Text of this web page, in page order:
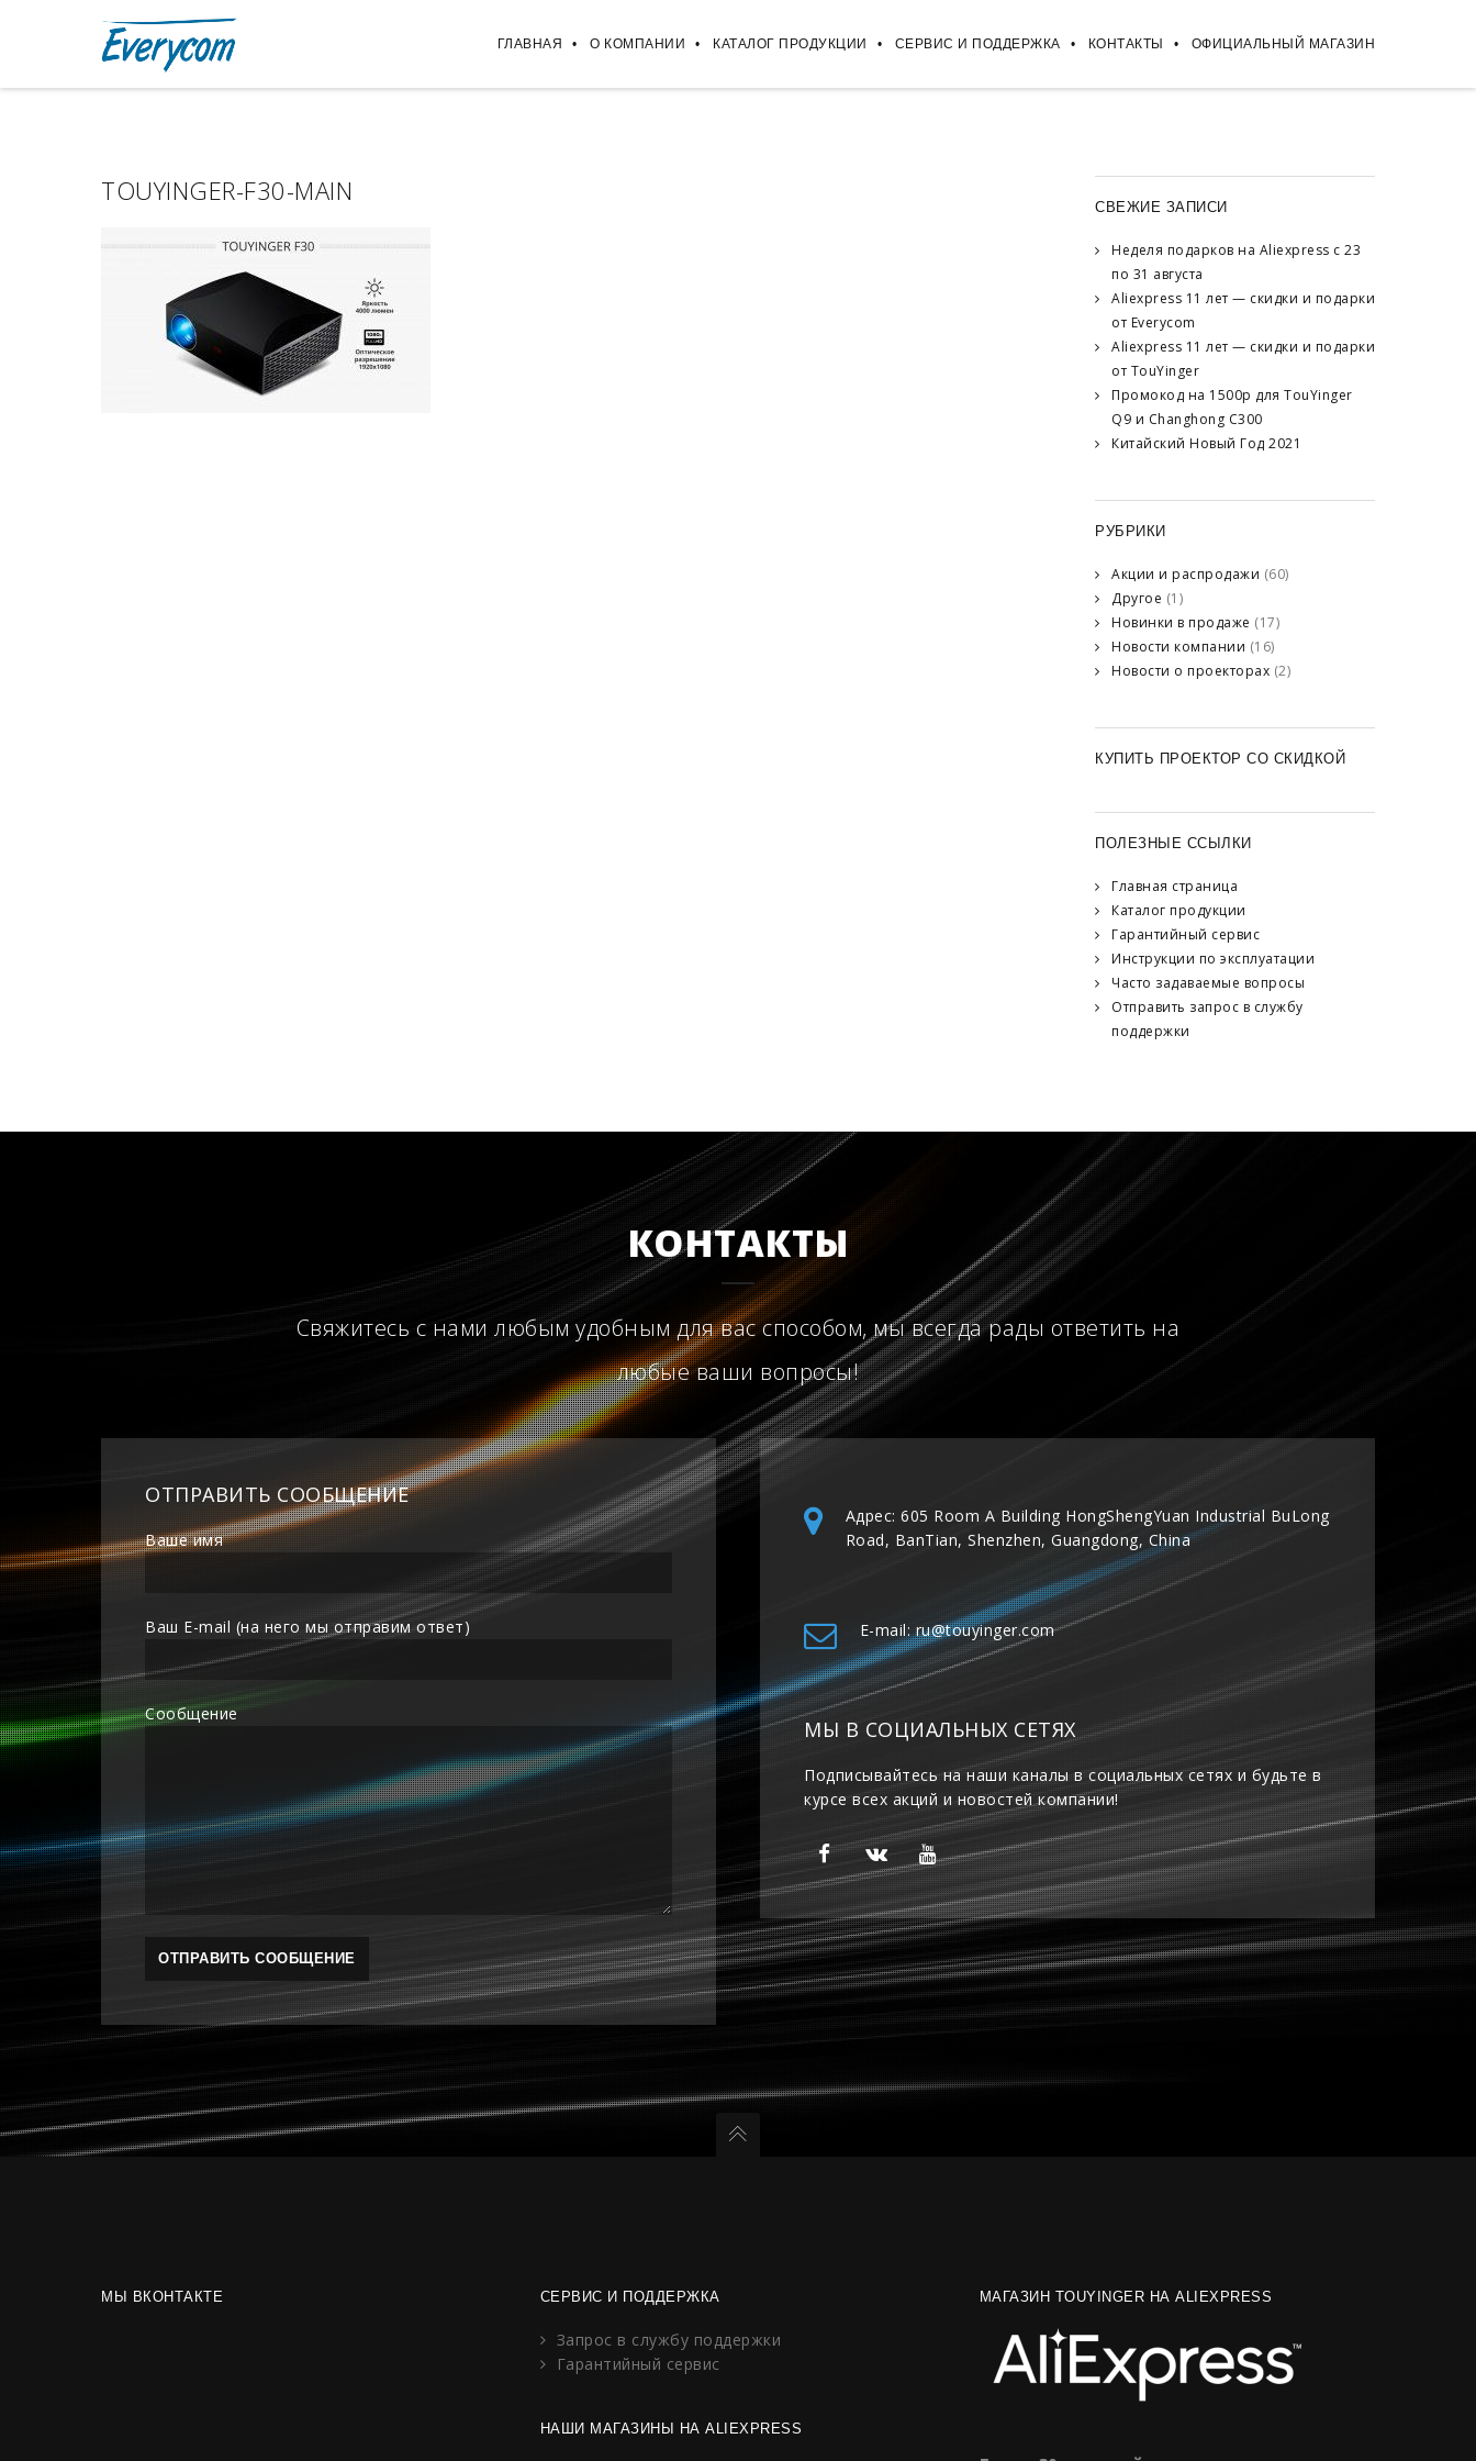
ГЛАВНАЯ О КОМПАНИИ КАТАЛОГ ПРОДУКЦИИ СЕРВИС И ПОДДЕРЖКА КОНТАКТЫ ОФИЦИАЛЬНЫЙ МАГАЗИН
TOUYINGER-F30-MAIN
СВЕЖИЕ ЗАПИСИ
Неделя подарков на Aliexpress с 23
по 31 августа
Aliexpress 11 лет — скидки и подарки
от Everycom
Aliexpress 11 лет — скидки и подарки
от TouYinger
Промокод на 1500р для TouYinger
Q9 и Changhong C300
Китайский Новый Год 2021
РУБРИКИ
Акции и распродажи (60)
Другое (1)
Новинки в продаже (17)
Новости компании (16)
Новости о проекторах (2)
КУПИТЬ ПРОЕКТОР СО СКИДКОЙ
ПОЛЕЗНЫЕ ССЫЛКИ
Главная страница
Каталог продукции
Гарантийный сервис
Инструкции по эксплуатации
Часто задаваемые вопросы
Отправить запрос в службу
поддержки
КОНТАКТЫ
Свяжитесь с нами любым удобным для вас способом, мы всегда рады ответить на
любые ваши вопросы!
ОТПРАВИТЬ СООБЩЕНИЕ
Ваше имя
Ваш E-mail (на него мы отправим ответ)
Сообщение
Адрес: 605 Room A Building HongShengYuan Industrial BuLong
Road, BanTian, Shenzhen, Guangdong, China
E-mail: ru@touyinger.com
МЫ В СОЦИАЛЬНЫХ СЕТЯХ
Подписывайтесь на наши каналы в социальных сетях и будьте в
курсе всех акций и новостей компании!
МЫ ВКОНТАКТЕ СЕРВИС И ПОДДЕРЖКА
Запрос в службу поддержки
Гарантийный сервис
НАШИ МАГАЗИНЫ НА ALIEXPRESS
МАГАЗИН TOUYINGER НА ALIEXPRESS